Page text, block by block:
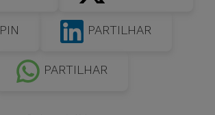
PIN PARTILHAR
PARTILHAR